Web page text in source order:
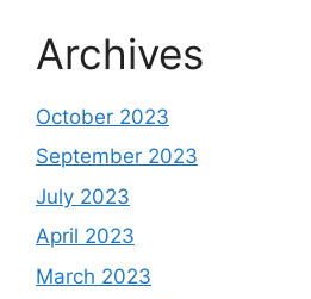
Archives
October 2023
September 2023
July 2023
April 2023
March 2023